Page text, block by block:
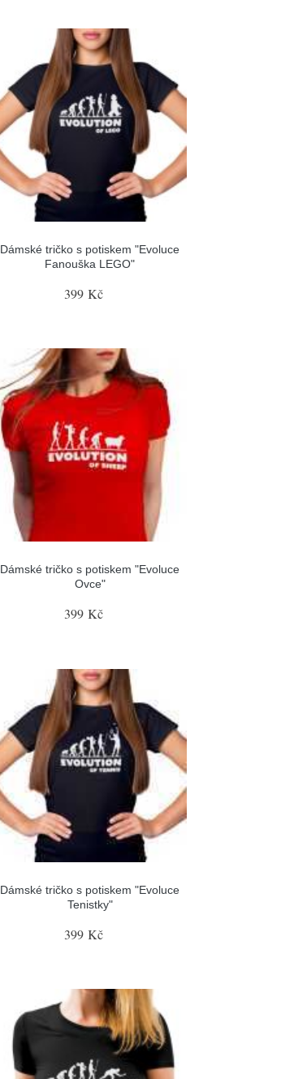
Dámské tričko s potiskem "Evoluce
Fanouška LEGO"
399 Kč
Dámské tričko s potiskem "Evoluce
Ovce"
399 Kč
Dámské tričko s potiskem "Evoluce
Tenistky"
399 Kč